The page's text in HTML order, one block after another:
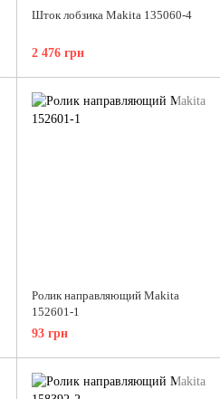
Шток лобзика Makita 135060-4
2 476 грн
Ролик направляющий Makita
152601-1
93 грн